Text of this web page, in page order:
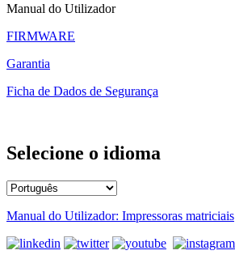
Manual do Utilizador
FIRMWARE
Garantia
Ficha de Dados de Segurança
Selecione o idioma
Manual do Utilizador: Impressoras matriciais